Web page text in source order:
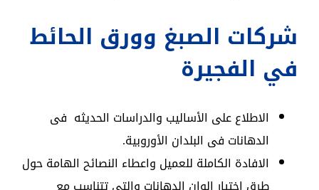
شركات الصبغ وورق الحائط
في الفجيرة
الاطلاع على الأساليب والدراسات الحديثه فى
الدهانات فى البلدان الأوروبية.
الافادة الكاملة للعميل واعطاء النصائح الهامة حول